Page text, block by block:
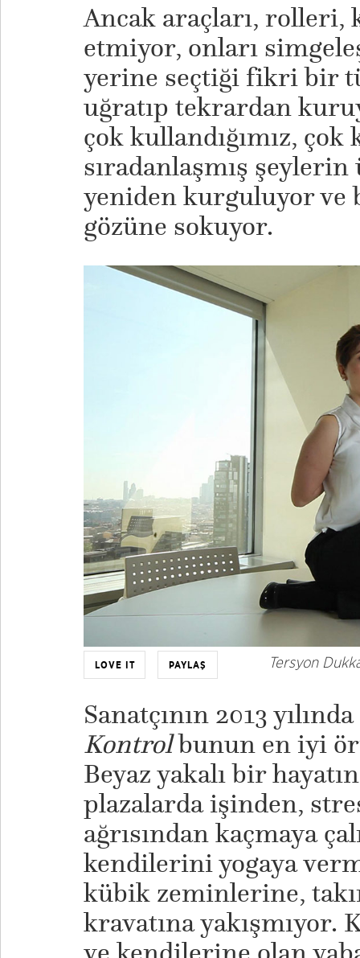
Ancak araçları,
etmiyor, onları
yerine seçtiği fikri bir
uğratıp tekrardan
çok kullandığımız, çok
sıradanlaşmış
yeniden kurguluyor ve
gözüne sokuyor.
LOVE IT PAYLAŞ Tersyon
Sanatçının 2013
Kontrolbunun en iyi
Beyaz yakalı bir
plazalarda işinden,
ağrısından kaçmaya
kendilerini yogaya
kübik zeminlerine,
kravatına yakışmıyor.